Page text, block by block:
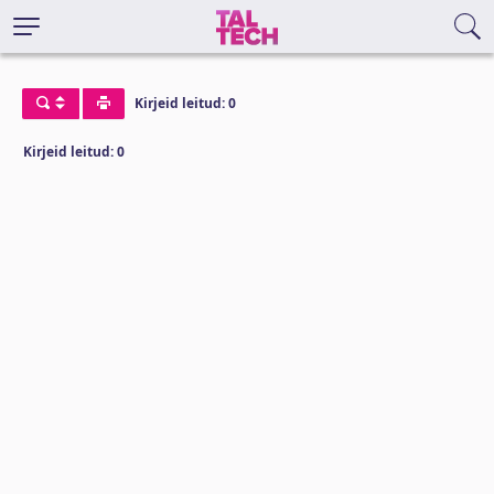
Kirjeid leitud: 0
Kirjeid leitud: 0